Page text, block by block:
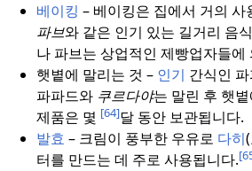
베이킹 – 베이킹은 집에서 거의 사
파브와 같은 인기 있는 길거리 음
나 파브는 상업적인 제빵업자들에
햇볕에 말리는 것 – 인기 간식인
파파드와 쿠르다야는 말린 후 햇
제품은 몇 [64]달 동안 보관됩니다.
발효 – 크림이 풍부한 우유로 다히
터를 만드는 데 주로 사용됩니다.